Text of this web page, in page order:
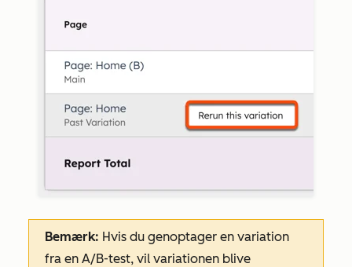
Bemærk: Hvis du genoptager en variation
fra en A/B-test, vil variationen blive